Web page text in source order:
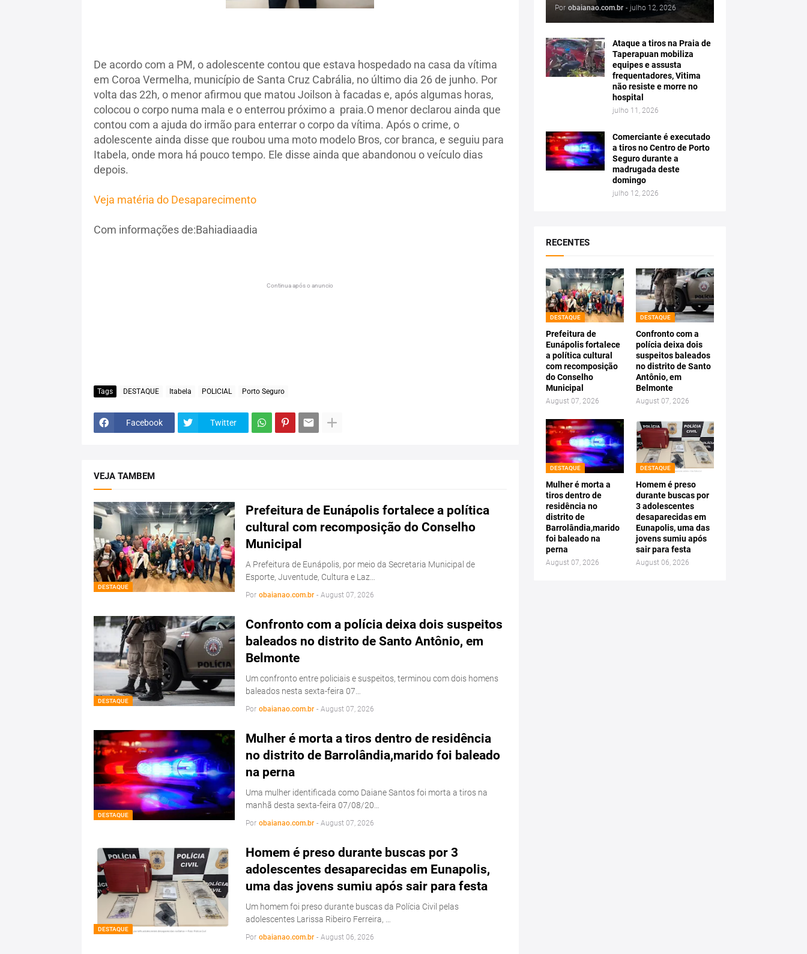
De acordo com a PM, o adolescente contou que estava hospedado na casa da vítima
em Coroa Vermelha, município de Santa Cruz Cabrália, no último dia 26 de junho. Por
volta das 22h, o menor afirmou que matou Joilson à facadas e, após algumas horas,
colocou o corpo numa mala e o enterrou próximo a praia.O menor declarou ainda que
contou com a ajuda do irmão para enterrar o corpo da vítima. Após o crime, o
adolescente ainda disse que roubou uma moto modelo Bros, cor branca, e seguiu para
Itabela, onde mora há pouco tempo. Ele disse ainda que abandonou o veículo dias
depois.
Veja matéria do Desaparecimento
Com informações de:Bahiadiaadia
Continua após o anuncio
Tags DESTAQUE Itabela POLICIAL Porto Seguro
Facebook Twitter
VEJA TAMBEM
DESTAQUE
Prefeitura de Eunápolis fortalece a política
cultural com recomposição do Conselho
Municipal
A Prefeitura de Eunápolis, por meio da Secretaria Municipal de
Esporte, Juventude, Cultura e Laz…
Por obaianao.com.br - August 07, 2026
DESTAQUE
Confronto com a polícia deixa dois suspeitos
baleados no distrito de Santo Antônio, em
Belmonte
Um confronto entre policiais e suspeitos, terminou com dois homens
baleados nesta sexta-feira 07…
Por obaianao.com.br - August 07, 2026
DESTAQUE
Mulher é morta a tiros dentro de residência
no distrito de Barrolândia,marido foi baleado
na perna
Uma mulher identificada como Daiane Santos foi morta a tiros na
manhã desta sexta-feira 07/08/20…
Por obaianao.com.br - August 07, 2026
DESTAQUE
Homem é preso durante buscas por 3
adolescentes desaparecidas em Eunapolis,
uma das jovens sumiu após sair para festa
Um homem foi preso durante buscas da Polícia Civil pelas
adolescentes Larissa Ribeiro Ferreira, …
Por obaianao.com.br - August 06, 2026
Por obaianao.com.br - julho 12, 2026
Ataque a tiros na Praia de
Taperapuan mobiliza
equipes e assusta
frequentadores, Vitima
não resiste e morre no
hospital
julho 11, 2026
Comerciante é executado
a tiros no Centro de Porto
Seguro durante a
madrugada deste
domingo
julho 12, 2026
RECENTES
DESTAQUE
Prefeitura de
Eunápolis fortalece
a política cultural
com recomposição
do Conselho
Municipal
August 07, 2026
DESTAQUE
Confronto com a
polícia deixa dois
suspeitos baleados
no distrito de Santo
Antônio, em
Belmonte
August 07, 2026
DESTAQUE
Mulher é morta a
tiros dentro de
residência no
distrito de
Barrolândia,marido
foi baleado na
perna
August 07, 2026
DESTAQUE
Homem é preso
durante buscas por
3 adolescentes
desaparecidas em
Eunapolis, uma das
jovens sumiu após
sair para festa
August 06, 2026